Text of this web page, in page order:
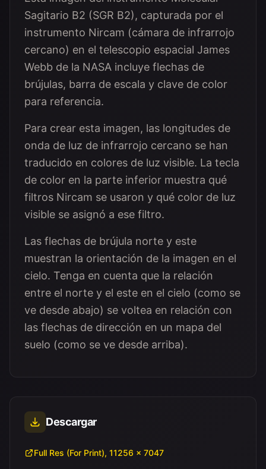
Sagitario B2 (SGR B2), capturada por el
instrumento Nircam (cámara de infrarrojo
cercano) en el telescopio espacial James
Webb de la NASA incluye flechas de
brújulas, barra de escala y clave de color
para referencia.
Para crear esta imagen, las longitudes de
onda de luz de infrarrojo cercano se han
traducido en colores de luz visible. La tecla
de color en la parte inferior muestra qué
filtros Nircam se usaron y qué color de luz
visible se asignó a ese filtro.
Las flechas de brújula norte y este
muestran la orientación de la imagen en el
cielo. Tenga en cuenta que la relación
entre el norte y el este en el cielo (como se
ve desde abajo) se voltea en relación con
las flechas de dirección en un mapa del
suelo (como se ve desde arriba).
Descargar
Full Res (For Print), 11256 × 7047